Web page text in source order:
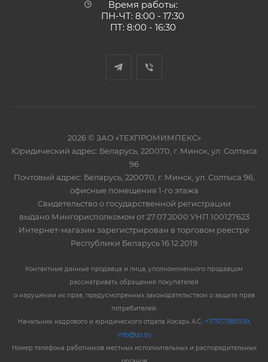
Время работы:
ПН-ЧТ: 8:00 - 17:30
ПТ: 8:00 - 16:30
2026 © ЗАО «ТЕХПРОМИМПЕКС»
Юридический адрес: Беларусь, 220070, г. Минск, ул. Солтыса
96
Почтовый адрес: Беларусь, 220070, г. Минск, ул. Солтыса 96,
офисные помещения 1-го этажа
Свидетельство о государственной регистрации
выдано Мингорисполкомом от 27.07.2000 УНП 100127623
Интернет-магазин зарегистрирован в торговом реестре
Республики Беларусь 16.12.2019
Контактные данные продавца и лица, уполномоченного продавцом
рассматривать обращения покупателей
о нарушении их прав, предусмотренных законодательством о защите прав
потребителей:
Начальник кадрового и юридического отдела Косарь А.С.: +375173881599,
info@tpi.by
Номер телефона работников местных исполнительных и распорядительных